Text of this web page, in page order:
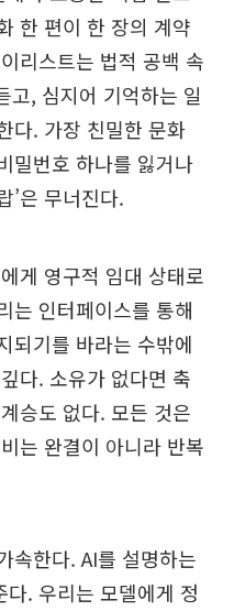
한 편이 한 장의 계약
리스트는 법적 공백 속
고, 심지어 기억하는 일
다. 가장 친밀한 문화
밀번호 하나를 잃거나
’은 무너진다.
게 영구적 임대 상태로
는 인터페이스를 통해
되기를 바라는 수밖에
다. 소유가 없다면 축
승도 없다. 모든 것은
는 완결이 아니라 반복
속한다. AI를 설명하는
. 우리는 모델에게 정